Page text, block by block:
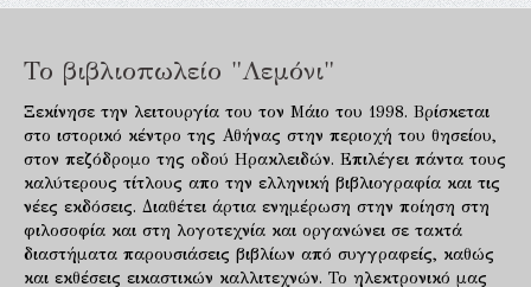
Το βιβλιοπωλείο "Λεμόνι"
Ξεκίνησε την λειτουργία του τον Μάιο του 1998. Βρίσκεται
στο ιστορικό κέντρο της Αθήνας στην περιοχή του θησείου,
στον πεζόδρομο της οδού Ηρακλειδών. Επιλέγει πάντα τους
καλύτερους τίτλους απο την ελληνική βιβλιογραφία και τις
νέες εκδόσεις. Διαθέτει άρτια ενημέρωση στην ποίηση στη
φιλοσοφία και στη λογοτεχνία και οργανώνει σε τακτά
διαστήματα παρουσιάσεις βιβλίων από συγγραφείς, καθώς
και εκθέσεις εικαστικών καλλιτεχνών. Το ηλεκτρονικό μας